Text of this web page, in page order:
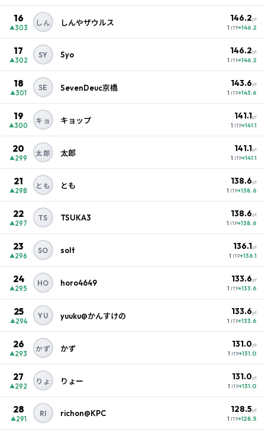
16
▲303
しん しんやザウルス 146.2pt
1 ITP+146.2
17
▲302
SY Syo 146.2pt
1 ITP+146.2
18
▲301
SE SevenDeuc京橋 143.6pt
1 ITP+143.6
19
▲300
キョ キョップ 141.1pt
1 ITP+141.1
20
▲299
太郎 太郎 141.1pt
1 ITP+141.1
21
▲298
とも とも 138.6pt
1 ITP+138.6
22
▲297
TS TSUKA3 138.6pt
1 ITP+138.6
23
▲296
SO solt 136.1pt
1 ITP+136.1
24
▲295
HO horo4649 133.6pt
1 ITP+133.6
25
▲294
YU yuuku@かんすけの 133.6pt
1 ITP+133.6
26
▲293
かず かず 131.0pt
1 ITP+131.0
27
▲292
りょ りょー 131.0pt
1 ITP+131.0
28
▲291
RI richon@KPC 128.5pt
1 ITP+128.5